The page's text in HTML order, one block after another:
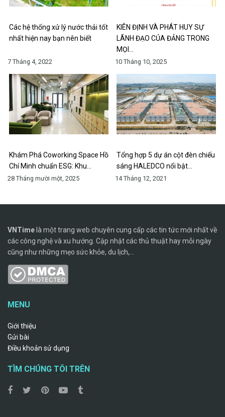
Các hệ thống xử lý nước thải tốt
nhất hiện nay bạn nên biết
7 Tháng 4, 2022
KIÊN ĐỊNH VÀ PHÁT HUY SỰ
LÃNH ĐẠO CỦA ĐẢNG TRONG
MỌI…
10 Tháng 10, 2025
Khám Phá Coworking Space Hồ
Chí Minh chuẩn ESG: Khu…
28 Tháng mười một, 2025
Tổng hợp 5 dự án cột đèn chiếu
sáng HALEDCO nổi bật…
14 Tháng 12, 2021
VNTimelà một trang web chuyên cung cấp các tin tức mới nhất về
các công nghệ và xu hướng. Cập nhật các thủ thuật hay mỗi ngày
cũng như những mẹo sức khỏe, du lịch,...
MENU
Giới thiệu
Gửi bài
Điều khoản sử dụng
TÌM CHÚNG TÔI TRÊN